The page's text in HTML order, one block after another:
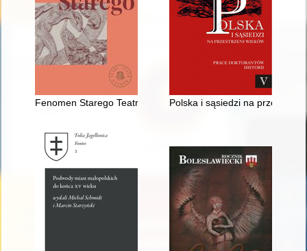
Fenomen Starego Teatru Polska i sąsiedzi na